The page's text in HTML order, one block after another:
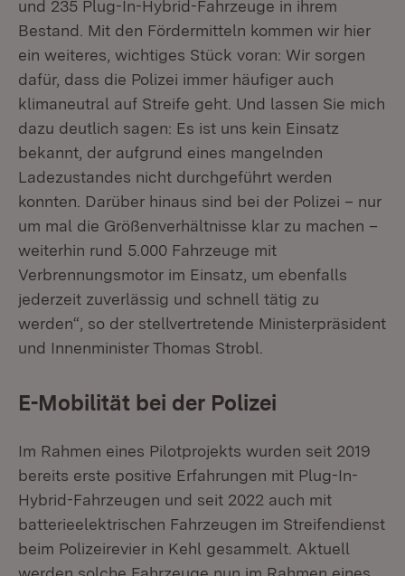
und 235 Plug-In-Hybrid-Fahrzeuge in ihrem
Bestand. Mit den Fördermitteln kommen wir hier
ein weiteres, wichtiges Stück voran: Wir sorgen
dafür, dass die Polizei immer häufiger auch
klimaneutral auf Streife geht. Und lassen Sie mich
dazu deutlich sagen: Es ist uns kein Einsatz
bekannt, der aufgrund eines mangelnden
Ladezustandes nicht durchgeführt werden
konnten. Darüber hinaus sind bei der Polizei – nur
um mal die Größenverhältnisse klar zu machen –
weiterhin rund 5.000 Fahrzeuge mit
Verbrennungsmotor im Einsatz, um ebenfalls
jederzeit zuverlässig und schnell tätig zu
werden“, so der stellvertretende Ministerpräsident
und Innenminister Thomas Strobl.
E-Mobilität bei der Polizei
Im Rahmen eines Pilotprojekts wurden seit 2019
bereits erste positive Erfahrungen mit Plug-In-
Hybrid-Fahrzeugen und seit 2022 auch mit
batterieelektrischen Fahrzeugen im Streifendienst
beim Polizeirevier in Kehl gesammelt. Aktuell